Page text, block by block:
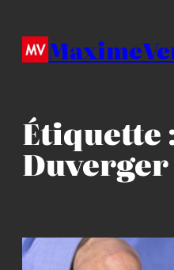
contenu
Étiquette
Duverger